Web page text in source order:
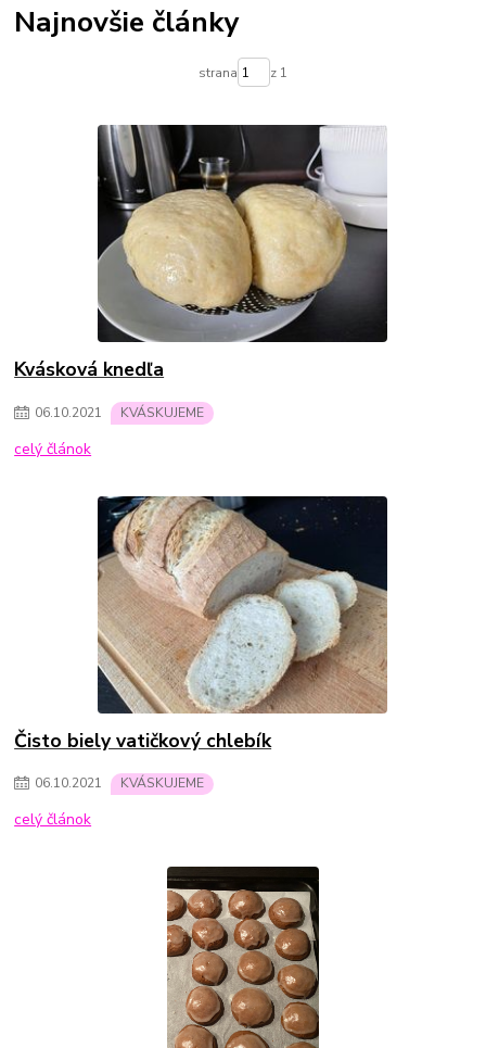
Najnovšie články
strana z 1
Kvásková knedľa
06.10.2021 KVÁSKUJEME
celý článok
Čisto biely vatičkový chlebík
06.10.2021 KVÁSKUJEME
celý článok